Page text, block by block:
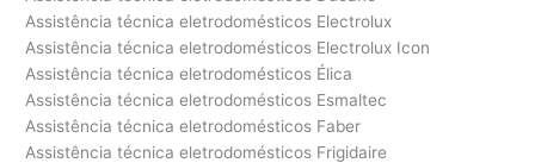
Assistência técnica eletrodomésticos Electrolux
Assistência técnica eletrodomésticos Electrolux Icon
Assistência técnica eletrodomésticos Élica
Assistência técnica eletrodomésticos Esmaltec
Assistência técnica eletrodomésticos Faber
Assistência técnica eletrodomésticos Frigidaire